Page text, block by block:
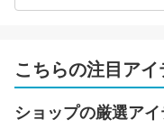
こちらの注目アイ
ショップの厳選アイ